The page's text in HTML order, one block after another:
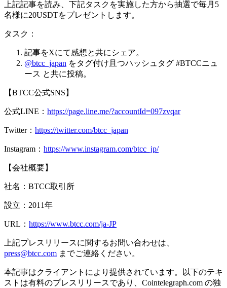
上記記事を読み、下記タスクを実施した方から抽選で毎月5
名様に20USDTをプレゼントします。
タスク：
記事をXにて感想と共にシェア。
@btcc_japan をタグ付け且つハッシュタグ #BTCCニュ
ース と共に投稿。
【BTCC公式SNS】
公式LINE： https://page.line.me/?accountId=097zvqar
Twitter： https://twitter.com/btcc_japan
Instagram： https://www.instagram.com/btcc_jp/
【会社概要】
社名：BTCC取引所
設立：2011年
URL： https://www.btcc.com/ja-JP
上記プレスリリースに関するお問い合わせは、
press@btcc.com までご連絡ください。
本記事はクライアントにより提供されています。以下のテキ
ストは有料のプレスリリースであり、Cointelegraph.com の独